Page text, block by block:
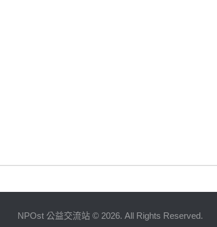
NPOst 公益交流站 © 2026. All Rights Reserved.